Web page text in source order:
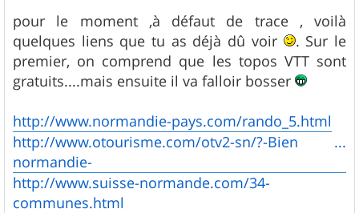
g
e
pour le moment ,à défaut de trace , voilà
quelques liens que tu as déjà dû voir
. Sur le
premier, on comprend que les topos VTT sont
gratuits....mais ensuite il va falloir bosser
http://www.normandie-pays.com/rando_5.html
http://www.otourisme.com/otv2-sn/?-Bien ...
normandie-
http://www.suisse-normande.com/34-
communes.html